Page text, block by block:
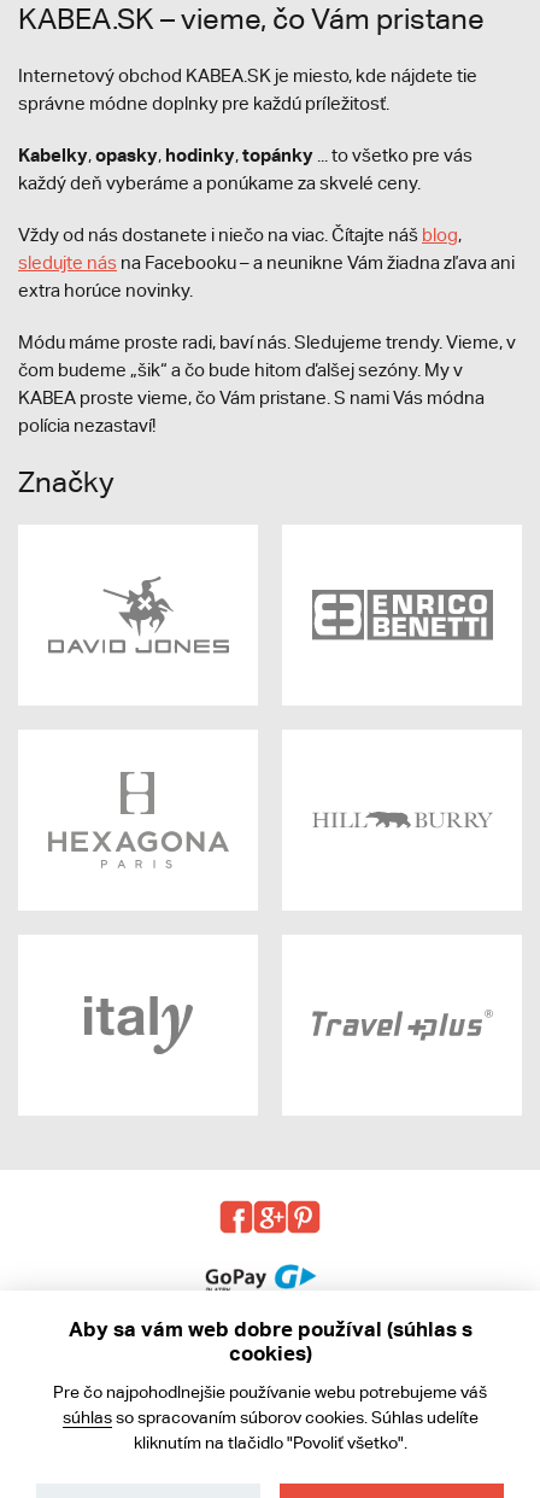
KABEA.SK – vieme, čo Vám pristane
Internetový obchod KABEA.SK je miesto, kde nájdete tie
správne módne doplnky pre každú príležitosť.
Kabelky,opasky, hodinky,topánky ... to všetko pre vás
každý deň vyberáme a ponúkame za skvelé ceny.
Vždy od nás dostanete i niečo na viac. Čítajte náš blog,
sledujte nás na Facebooku – a neunikne Vám žiadna zľava ani
extra horúce novinky.
Módu máme proste radi, baví nás. Sledujeme trendy. Vieme, v
čom budeme „šik“ a čo bude hitom ďalšej sezóny. My v
KABEA proste vieme, čo Vám pristane. S nami Vás módna
polícia nezastaví!
Značky
Obchodné podmienky
Ochrana osobných údajov
Aby sa vám web dobre používal (súhlas s
cookies)
Pre čo najpohodlnejšie používanie webu potrebujeme váš
súhlasso spracovaním súborov cookies. Súhlas udelíte
kliknutím na tlačidlo "Povoliť všetko".